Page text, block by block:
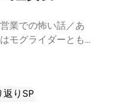
業での怖い話／あ
モグライダーともし
ンを／ともしげさん